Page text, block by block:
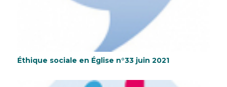
Éthique sociale en Église n°33 juin 2021